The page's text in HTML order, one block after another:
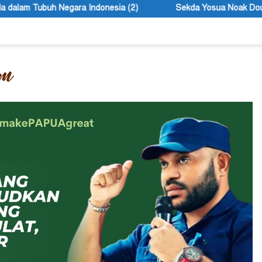
(2) Sekda Yosua Noak Douw Ingatkan ASN Tolikara